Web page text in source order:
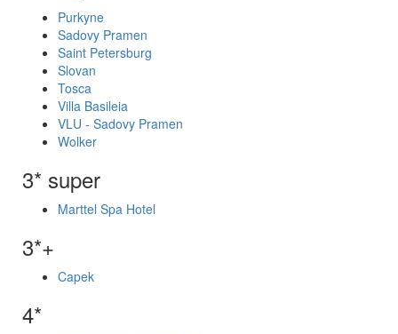
Purkyne
Sadovy Pramen
Saint Petersburg
Slovan
Tosca
Villa Basileia
VLU - Sadovy Pramen
Wolker
3* super
Marttel Spa Hotel
3*+
Capek
4*